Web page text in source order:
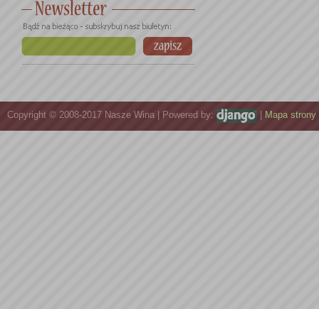
Copyright © 2008-2017 Nasze Wina | Powered by: Mapa strony